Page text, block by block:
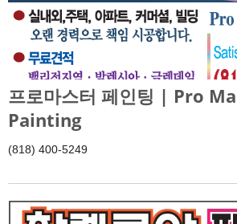
프로마스터 페인팅 | Pro
Painting
(818) 400-5249